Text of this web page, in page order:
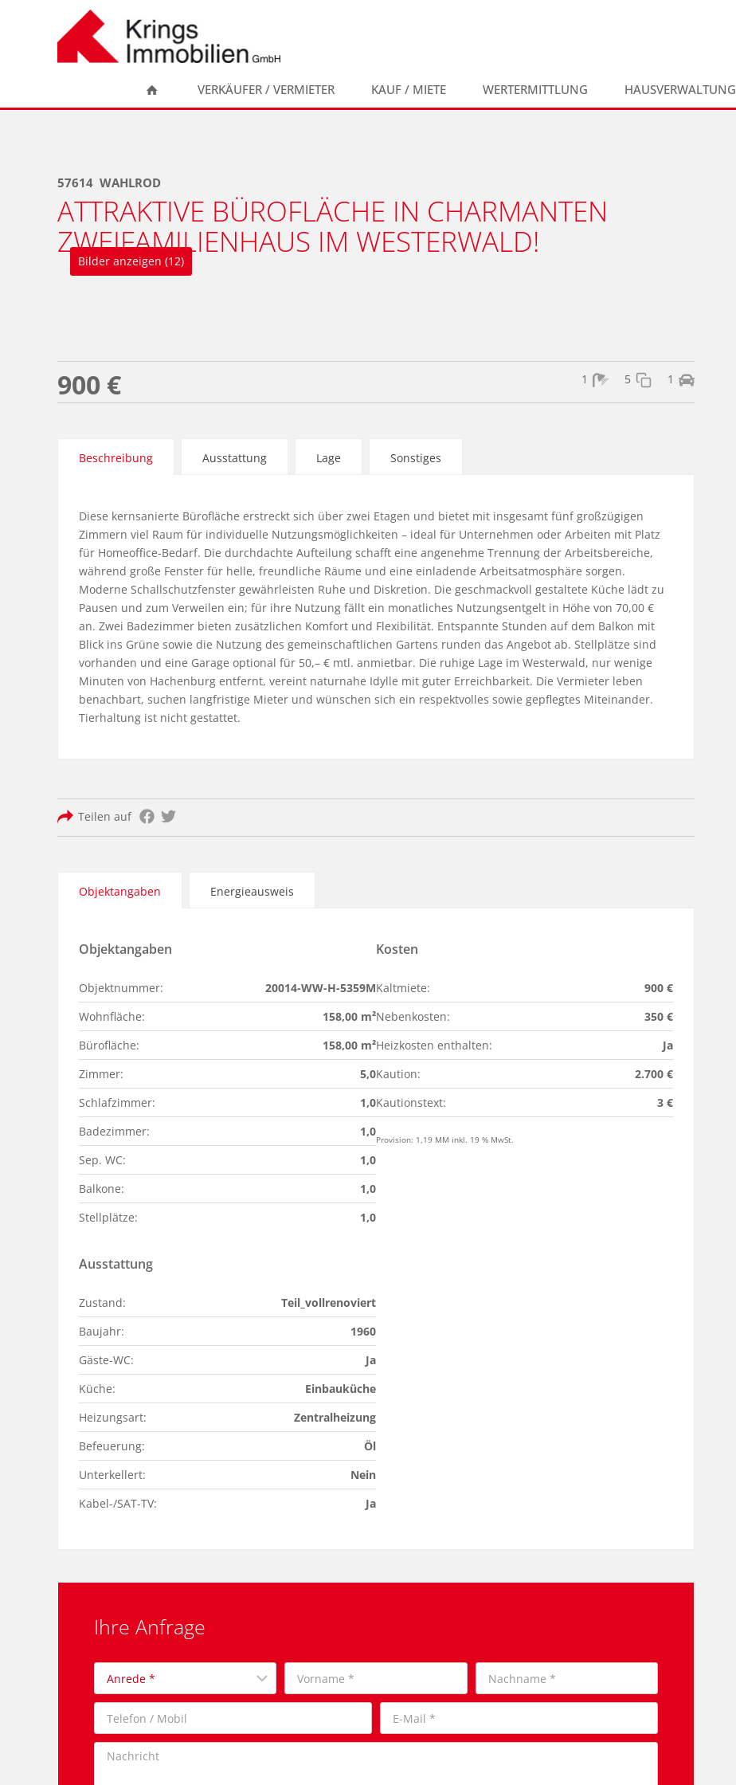
VERKÄUFER / VERMIETER KAUF / MIETE WERTERMITTLUNG HAUSVERWALTUNG
57614 WAHLROD
ATTRAKTIVE BÜROFLÄCHE IN CHARMANTEN
ZWEIFAMILIENHAUS IM WESTERWALD!
Bilder anzeigen (12)
900 € 1
5
1
Beschreibung Ausstattung Lage Sonstiges
Diese kernsanierte Bürofläche erstreckt sich über zwei Etagen und bietet mit insgesamt fünf großzügigen
Zimmern viel Raum für individuelle Nutzungsmöglichkeiten – ideal für Unternehmen oder Arbeiten mit Platz
für Homeoffice-Bedarf. Die durchdachte Aufteilung schafft eine angenehme Trennung der Arbeitsbereiche,
während große Fenster für helle, freundliche Räume und eine einladende Arbeitsatmosphäre sorgen.
Moderne Schallschutzfenster gewährleisten Ruhe und Diskretion. Die geschmackvoll gestaltete Küche lädt zu
Pausen und zum Verweilen ein; für ihre Nutzung fällt ein monatliches Nutzungsentgelt in Höhe von 70,00 €
an. Zwei Badezimmer bieten zusätzlichen Komfort und Flexibilität. Entspannte Stunden auf dem Balkon mit
Blick ins Grüne sowie die Nutzung des gemeinschaftlichen Gartens runden das Angebot ab. Stellplätze sind
vorhanden und eine Garage optional für 50,– € mtl. anmietbar. Die ruhige Lage im Westerwald, nur wenige
Minuten von Hachenburg entfernt, vereint naturnahe Idylle mit guter Erreichbarkeit. Die Vermieter leben
benachbart, suchen langfristige Mieter und wünschen sich ein respektvolles sowie gepflegtes Miteinander.
Tierhaltung ist nicht gestattet.
Teilen auf
Objektangaben Energieausweis
Objektangaben
Objektnummer:
20014-WW-H-5359M
Wohnfläche:
158,00 m²
Bürofläche:
158,00 m²
Zimmer:
5,0
Schlafzimmer:
1,0
Badezimmer:
1,0
Sep. WC:
1,0
Balkone:
1,0
Stellplätze:
1,0
Kosten
Kaltmiete:
900 €
Nebenkosten:
350 €
Heizkosten enthalten:
Ja
Kaution:
2.700 €
Kautionstext:
3 €
Provision: 1,19 MM inkl. 19 % MwSt.
Ausstattung
Zustand:
Teil_vollrenoviert
Baujahr:
1960
Gäste-WC:
Ja
Küche:
Einbauküche
Heizungsart:
Zentralheizung
Befeuerung:
Öl
Unterkellert:
Nein
Kabel-/SAT-TV:
Ja
Ihre Anfrage